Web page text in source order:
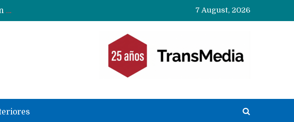
Data Centers de Huawei en Chile, México, Brasil,Perú y Argentina podrían verse afectados por arremetida de EE.UU
Fabricantes suben precios de teléfonos y ganan más dinero en un mercado donde Xiaomi alerta por no mejorar ventas
7 August, 2026